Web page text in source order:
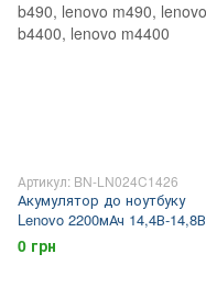
Артикул: BN-LN024C1426
Акумулятор до ноутбуку
Lenovo 2200мАч 14,4В-14,8В
L12S4Y51, L12S4Z51, lenovo
b490, lenovo m490, lenovo
0 грн